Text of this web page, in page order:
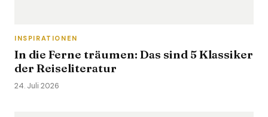
INSPIRATIONEN
In die Ferne träumen: Das sind 5 Klassiker
der Reiseliteratur
24. Juli 2026